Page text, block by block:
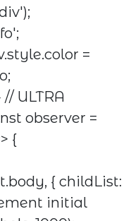
=
ULTRA
observer =
{
{ childList:
initial